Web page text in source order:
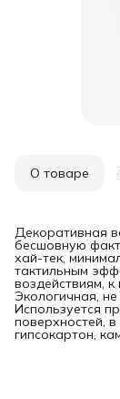
О товаре
Декоративная
бесшовную
хай-тек,
тактильным
воздействиям,
Экологичная,
Используется
поверхностей,
гипсокартон,